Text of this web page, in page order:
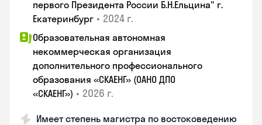
первого Президента России Б.Н.Ельцина" г.
Екатеринбург • 2024 г.
Образовательная автономная
некоммерческая организация
дополнительного профессионального
образования «СКАЕНГ» (ОАНО ДПО
«СКАЕНГ») • 2026 г.
Имеет степень магистра по востоковедению